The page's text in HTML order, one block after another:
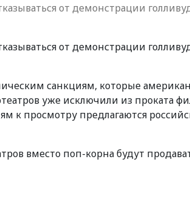
от демонстрации
от демонстрации
санкциям, которые
уже исключили из проката
к просмотру предлагаются
вместо поп-корна будут